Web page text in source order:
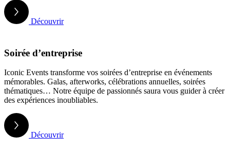
Découvrir
Soirée d’entreprise
Iconic Events transforme vos soirées d’entreprise en événements
mémorables. Galas, afterworks, célébrations annuelles, soirées
thématiques… Notre équipe de passionnés saura vous guider à créer
des expériences inoubliables.
Découvrir